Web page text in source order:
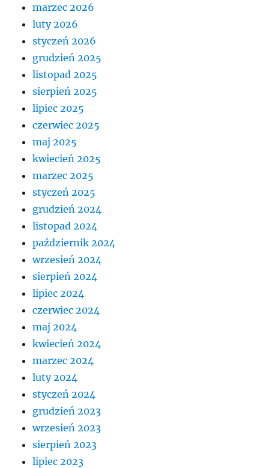
marzec 2026
luty 2026
styczeń 2026
grudzień 2025
listopad 2025
sierpień 2025
lipiec 2025
czerwiec 2025
maj 2025
kwiecień 2025
marzec 2025
styczeń 2025
grudzień 2024
listopad 2024
październik 2024
wrzesień 2024
sierpień 2024
lipiec 2024
czerwiec 2024
maj 2024
kwiecień 2024
marzec 2024
luty 2024
styczeń 2024
grudzień 2023
wrzesień 2023
sierpień 2023
lipiec 2023